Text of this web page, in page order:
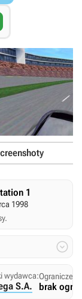
1
1998

wydawca:
S.A. brak